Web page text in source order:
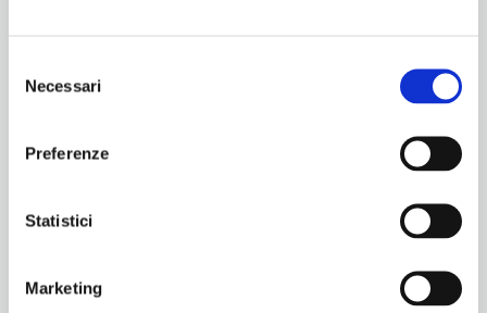
delNecessari
Preferenze
Statistici
Marketing
info@exclusiveconnection.it
ORARI DI APERTURA
Apertura: lunedì-domenica 9.30-13.30; i giorni e gli orari di
annuale: sempre aperto